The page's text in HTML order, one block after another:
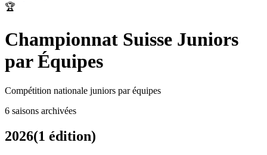
🏆
Championnat Suisse Juniors
par Équipes
Compétition nationale juniors par équipes
6 saisons archivées
2026(1 édition)